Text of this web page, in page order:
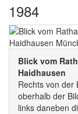
1984
Blick vom
Haidhausen
Rechts von der
oberhalb der
links daneben